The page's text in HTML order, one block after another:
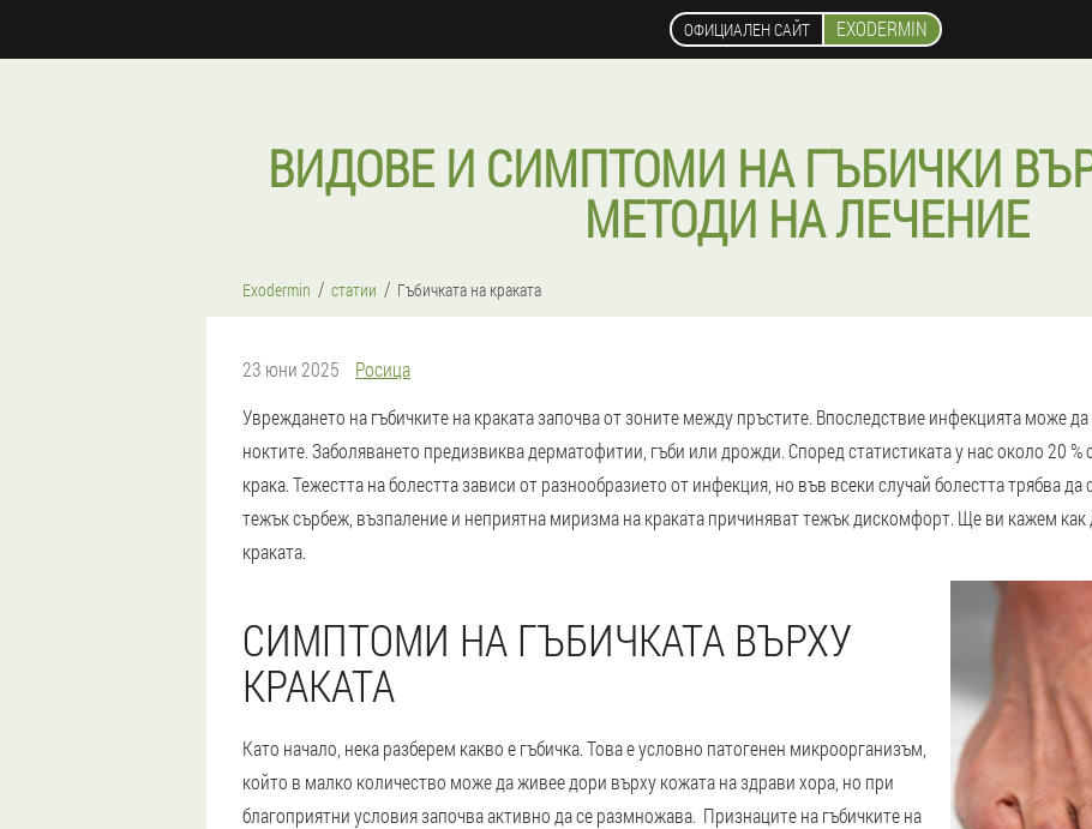
ОФИЦИАЛЕН САЙТ EXODERMIN
ВИДОВЕ И СИМПТОМИ НА ГЪБИЧКИ
МЕТОДИ НА ЛЕЧЕНИЕ
Exodermin статии Гъбичката на краката
23 юни 2025
Росица
Увреждането на гъбичките на краката започва от зоните между пръстите. Впоследствие инфекцията може
ноктите. Заболяването предизвиква дерматофитии, гъби или дрожди. Според статистиката у нас около 20 %
крака. Тежестта на болестта зависи от разнообразието от инфекция, но във всеки случай болестта трябва да
тежък сърбеж, възпаление и неприятна миризма на краката причиняват тежък дискомфорт. Ще ви кажем как
краката.
СИМПТОМИ НА ГЪБИЧКАТА ВЪРХУ
КРАКАТА
Като начало, нека разберем какво е гъбичка. Това е условно патогенен микроорганизъм,
който в малко количество може да живее дори върху кожата на здрави хора, но при
благоприятни условия започва активно да се размножава. Признаците на гъбичките на